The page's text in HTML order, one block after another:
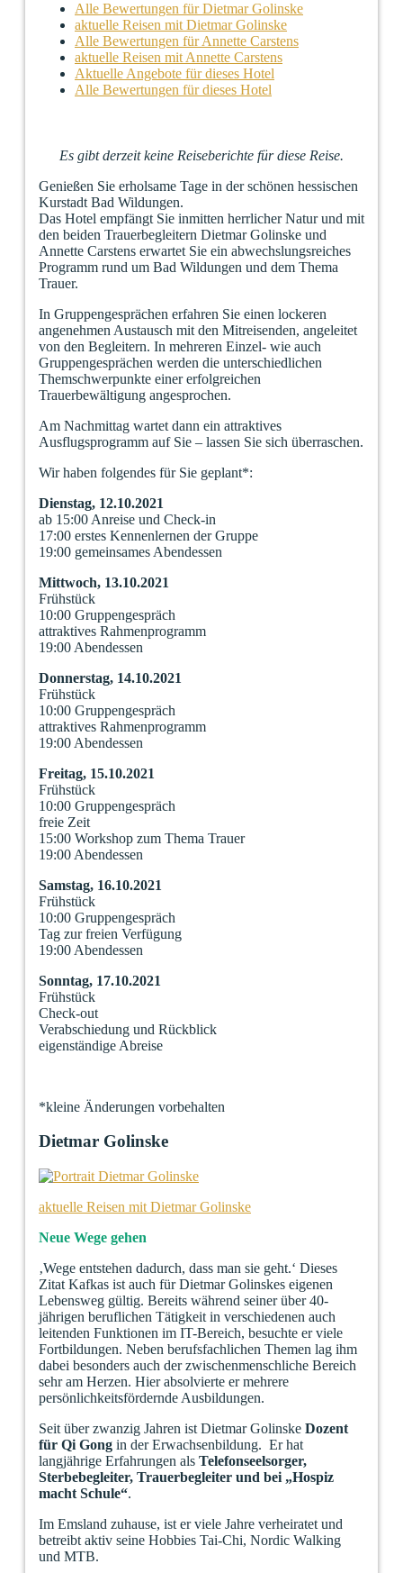
Alle Bewertungen für Dietmar Golinske
aktuelle Reisen mit Dietmar Golinske
Alle Bewertungen für Annette Carstens
aktuelle Reisen mit Annette Carstens
Aktuelle Angebote für dieses Hotel
Alle Bewertungen für dieses Hotel
Es gibt derzeit keine Reiseberichte für diese Reise.
Genießen Sie erholsame Tage in der schönen hessischen
Kurstadt Bad Wildungen.
Das Hotel empfängt Sie inmitten herrlicher Natur und mit
den beiden Trauerbegleitern Dietmar Golinske und
Annette Carstens erwartet Sie ein abwechslungsreiches
Programm rund um Bad Wildungen und dem Thema
Trauer.
In Gruppengesprächen erfahren Sie einen lockeren
angenehmen Austausch mit den Mitreisenden, angeleitet
von den Begleitern. In mehreren Einzel- wie auch
Gruppengesprächen werden die unterschiedlichen
Themschwerpunkte einer erfolgreichen
Trauerbewältigung angesprochen.
Am Nachmittag wartet dann ein attraktives
Ausflugsprogramm auf Sie – lassen Sie sich überraschen.
Wir haben folgendes für Sie geplant*:
Dienstag, 12.10.2021
ab 15:00 Anreise und Check-in
17:00 erstes Kennenlernen der Gruppe
19:00 gemeinsames Abendessen
Mittwoch, 13.10.2021
Frühstück
10:00 Gruppengespräch
attraktives Rahmenprogramm
19:00 Abendessen
Donnerstag, 14.10.2021
Frühstück
10:00 Gruppengespräch
attraktives Rahmenprogramm
19:00 Abendessen
Freitag, 15.10.2021
Frühstück
10:00 Gruppengespräch
freie Zeit
15:00 Workshop zum Thema Trauer
19:00 Abendessen
Samstag, 16.10.2021
Frühstück
10:00 Gruppengespräch
Tag zur freien Verfügung
19:00 Abendessen
Sonntag, 17.10.2021
Frühstück
Check-out
Verabschiedung und Rückblick
eigenständige Abreise
*kleine Änderungen vorbehalten
Dietmar Golinske
aktuelle Reisen mit Dietmar Golinske
Neue Wege gehen
‚Wege entstehen dadurch, dass man sie geht.‘ Dieses
Zitat Kafkas ist auch für Dietmar Golinskes eigenen
Lebensweg gültig. Bereits während seiner über 40-
jährigen beruflichen Tätigkeit in verschiedenen auch
leitenden Funktionen im IT-Bereich, besuchte er viele
Fortbildungen. Neben berufsfachlichen Themen lag ihm
dabei besonders auch der zwischenmenschliche Bereich
sehr am Herzen. Hier absolvierte er mehrere
persönlichkeitsfördernde Ausbildungen.
Seit über zwanzig Jahren ist Dietmar Golinske Dozent
für Qi Gong in der Erwachsenbildung. Er hat
langjährige Erfahrungen als Telefonseelsorger,
Sterbebegleiter, Trauerbegleiter und bei „Hospiz
macht Schule“.
Im Emsland zuhause, ist er viele Jahre verheiratet und
betreibt aktiv seine Hobbies Tai-Chi, Nordic Walking
und MTB.